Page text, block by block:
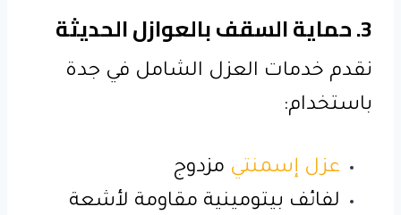
3. حماية السقف بالعوازل الحديثة
نقدم خدمات العزل الشامل في جدة
باستخدام:
عزل إسمنتي مزدوج
لفائف بيتومينية مقاومة لأشعة